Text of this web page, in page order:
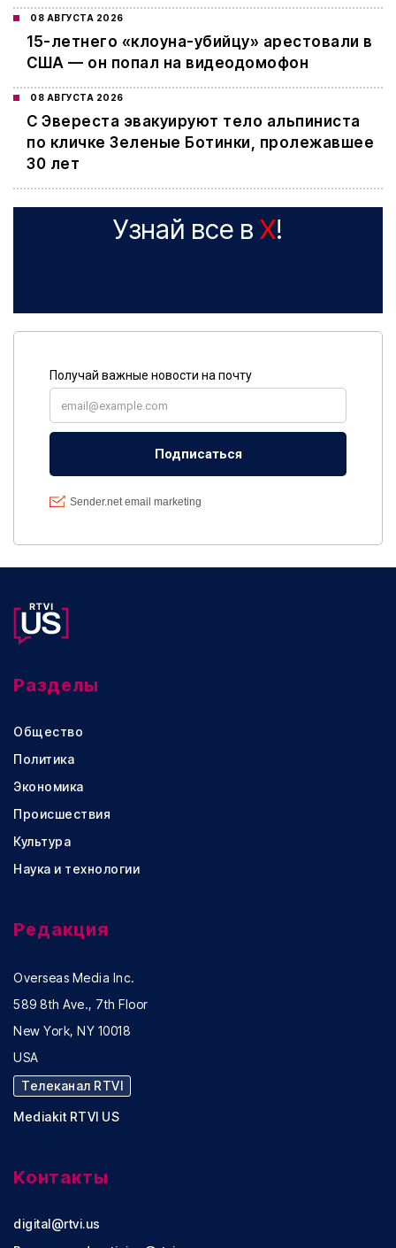
08 АВГУСТА 2026
15-летнего «клоуна-убийцу» арестовали в
США — он попал на видеодомофон
08 АВГУСТА 2026
С Эвереста эвакуируют тело альпиниста
по кличке Зеленые Ботинки, пролежавшее
30 лет
Узнай все в X!
Разделы
Общество
Политика
Экономика
Происшествия
Культура
Наука и технологии
Редакция
Overseas Media Inc.
589 8th Ave., 7th Floor
New York, NY 10018
USA
Телеканал RTVI
Mediakit RTVI US
Контакты
digital@rtvi.us